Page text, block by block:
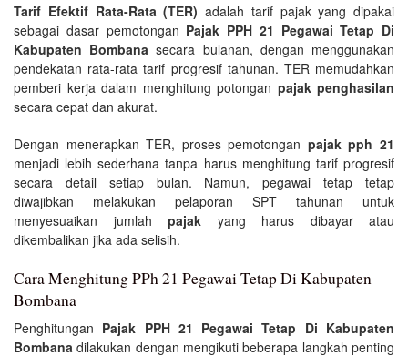
Tarif Efektif Rata-Rata (TER) adalah tarif pajak yang dipakai
sebagai dasar pemotongan Pajak PPH 21 Pegawai Tetap Di
Kabupaten Bombana secara bulanan, dengan menggunakan
pendekatan rata-rata tarif progresif tahunan. TER memudahkan
pemberi kerja dalam menghitung potongan pajak penghasilan
secara cepat dan akurat.
Dengan menerapkan TER, proses pemotongan pajak pph 21
menjadi lebih sederhana tanpa harus menghitung tarif progresif
secara detail setiap bulan. Namun, pegawai tetap tetap
diwajibkan melakukan pelaporan SPT tahunan untuk
menyesuaikan jumlah pajak yang harus dibayar atau
dikembalikan jika ada selisih.
Cara Menghitung PPh 21 Pegawai Tetap Di Kabupaten
Bombana
Penghitungan Pajak PPH 21 Pegawai Tetap Di Kabupaten
Bombana dilakukan dengan mengikuti beberapa langkah penting